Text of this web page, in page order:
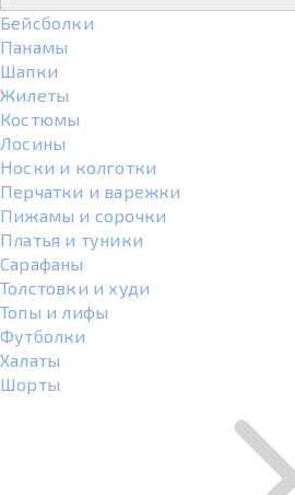
Бейсболки
Панамы
Шапки
Жилеты
Костюмы
Лосины
Носки и колготки
Перчатки и варежки
Пижамы и сорочки
Платья и туники
Сарафаны
Толстовки и худи
Топы и лифы
Футболки
Халаты
Шорты